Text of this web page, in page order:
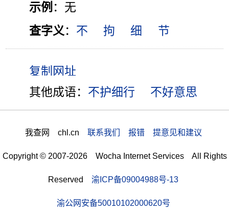
示例 ：无
查字义 ： 不 拘 细 节
其他成语： 不护细行 不好意思
我查网 chl.cn 联系我们 报错 提意见和建议
Copyright © 2007-2026 Wocha Internet Services All Rights
Reserved 渝ICP备09004988号-13
渝公网安备50010102000620号